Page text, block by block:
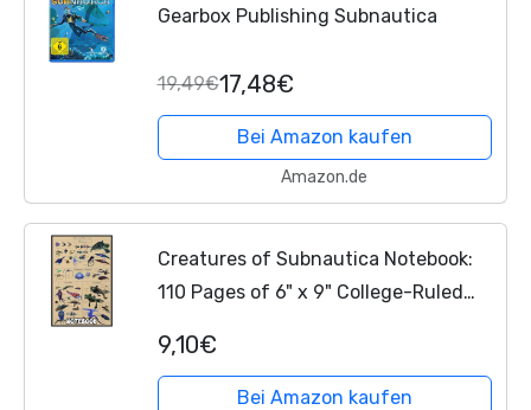
Gearbox Publishing Subnautica
19,49€17,48€
Bei Amazon kaufen
Amazon.de
Creatures of Subnautica Notebook:
110 Pages of 6" x 9" College-Ruled
Creative Storytelling
9,10€
Bei Amazon kaufen